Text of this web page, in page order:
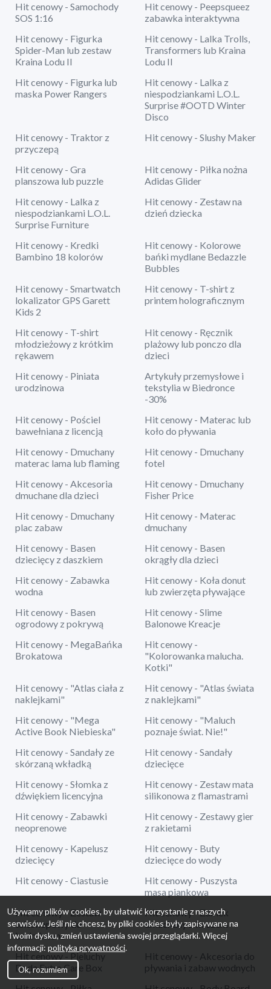
Hit cenowy - Samochody
SOS 1:16
Hit cenowy - Peepsqueez
zabawka interaktywna
Hit cenowy - Figurka
Spider-Man lub zestaw
Kraina Lodu II
Hit cenowy - Lalka Trolls,
Transformers lub Kraina
Lodu II
Hit cenowy - Figurka lub
maska Power Rangers
Hit cenowy - Lalka z
niespodziankami L.O.L.
Surprise #OOTD Winter
Disco
Hit cenowy - Traktor z
przyczepą
Hit cenowy - Slushy Maker
Hit cenowy - Gra
planszowa lub puzzle
Hit cenowy - Piłka nożna
Adidas Glider
Hit cenowy - Lalka z
niespodziankami L.O.L.
Surprise Furniture
Hit cenowy - Zestaw na
dzień dziecka
Hit cenowy - Kredki
Bambino 18 kolorów
Hit cenowy - Kolorowe
bańki mydlane Bedazzle
Bubbles
Hit cenowy - Smartwatch
lokalizator GPS Garett
Kids 2
Hit cenowy - T-shirt z
printem holograficznym
Hit cenowy - T-shirt
młodzieżowy z krótkim
rękawem
Hit cenowy - Ręcznik
plażowy lub ponczo dla
dzieci
Hit cenowy - Piniata
urodzinowa
Artykuły przemysłowe i
tekstylia w Biedronce
-30%
Hit cenowy - Pościel
bawełniana z licencją
Hit cenowy - Materac lub
koło do pływania
Hit cenowy - Dmuchany
materac lama lub flaming
Hit cenowy - Dmuchany
fotel
Hit cenowy - Akcesoria
dmuchane dla dzieci
Hit cenowy - Dmuchany
Fisher Price
Hit cenowy - Dmuchany
plac zabaw
Hit cenowy - Materac
dmuchany
Hit cenowy - Basen
dziecięcy z daszkiem
Hit cenowy - Basen
okrągły dla dzieci
Hit cenowy - Zabawka
wodna
Hit cenowy - Koła donut
lub zwierzęta pływające
Hit cenowy - Basen
ogrodowy z pokrywą
Hit cenowy - Slime
Balonowe Kreacje
Hit cenowy - MegaBańka
Brokatowa
Hit cenowy -
"Kolorowanka malucha.
Kotki"
Hit cenowy - "Atlas ciała z
naklejkami"
Hit cenowy - "Atlas świata
z naklejkami"
Hit cenowy - "Mega
Active Book Niebieska"
Hit cenowy - "Maluch
poznaje świat. Nie!"
Hit cenowy - Sandały ze
skórzaną wkładką
Hit cenowy - Sandały
dziecięce
Hit cenowy - Słomka z
dźwiękiem licencyjna
Hit cenowy - Zestaw mata
silikonowa z flamastrami
Hit cenowy - Zabawki
neoprenowe
Hit cenowy - Zestawy gier
z rakietami
Hit cenowy - Kapelusz
dziecięcy
Hit cenowy - Buty
dziecięce do wody
Hit cenowy - Ciastusie
Hit cenowy - Puszysta
masa piankowa
Hit cenowy - Zestaw
teleskopowy do
badmintona
Hit cenowy - Zamek
dmuchany z koszem
Hit cenowy - Pieluchy
Dada Extra Care Box
Hit cenowy - Akcesoria do
pływania i zabaw wodnych
Używamy plików cookies, by ułatwić korzystanie z naszych
serwisów. Jeśli nie chcesz, by pliki cookies były zapisywane na
Twoim dysku, zmień ustawienia swojej przeglądarki. Więcej
informacji: polityka prywatności.
Ok, rozumiem